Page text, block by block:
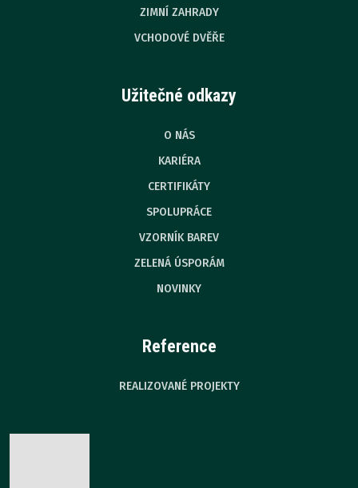
ZIMNÍ ZAHRADY
VCHODOVÉ DVĚŘE
Užitečné odkazy
O NÁS
KARIÉRA
CERTIFIKÁTY
SPOLUPRÁCE
VZORNÍK BAREV
ZELENÁ ÚSPORÁM
NOVINKY
Reference
REALIZOVANÉ PROJEKTY